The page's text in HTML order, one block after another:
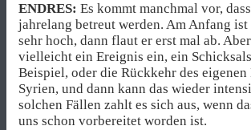
ENDRES: Es kommt manchmal vor,
jahrelang betreut werden. Am Anfang
sehr hoch, dann flaut er erst mal ab.
vielleicht ein Ereignis ein, ein
Beispiel, oder die Rückkehr des eigenen
Syrien, und dann kann das wieder
solchen Fällen zahlt es sich aus, wenn
uns schon vorbereitet worden ist.